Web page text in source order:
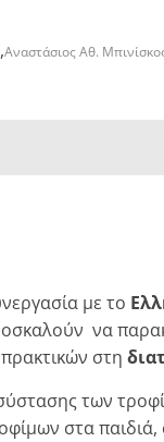
,Αναστάσιος Αθ.
με το
να
στη
των
στα